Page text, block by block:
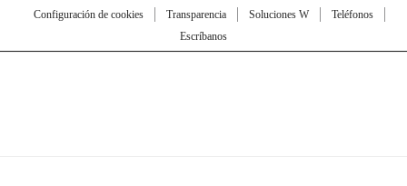
Configuración de cookies
Transparencia Soluciones W
Teléfonos
Escríbanos